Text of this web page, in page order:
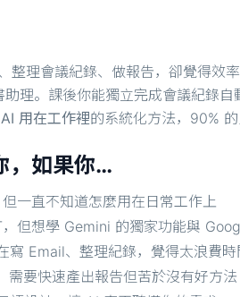
整理會議紀錄、做報告，卻覺得效
理。課後你能獨立完成會議紀錄
用在工作裡的系統化方法，90% 的
，如果你…
一直不知道怎麼用在日常工作上
但想學 Gemini 的獨家功能與
寫 Email、整理紀錄，覺得太浪費時
需要快速產出報告但苦於沒有好方法